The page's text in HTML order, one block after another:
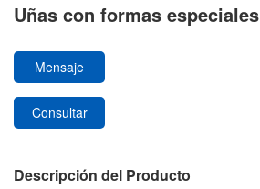
Uñas con formas especiales
Mensaje
Consultar
Descripción del Producto